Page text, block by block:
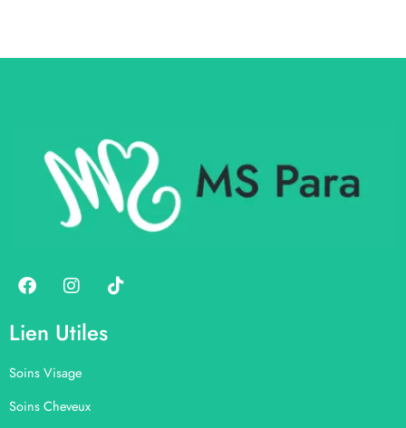
Lien Utiles
Soins Visage
Soins Cheveux